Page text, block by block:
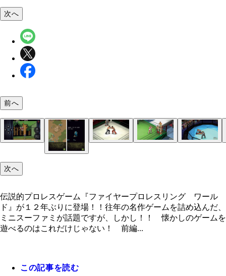
伝説的プロレスゲーム『ファイヤープロレスリン
ールド』が１２年ぶりに登場！！
「アフターバーナーⅡ」Ｆ－１４戦闘機を駆る空
ーティング。圧倒的なスピード感、そして敵機か
「ターボアウトラン」レースゲームだけど、鮮や
景とポップなサウンドをゆったりと楽しみたくな
「サンダーフォースⅢ」最近はめっきり少なくな
スクロールシューティング。しかし、これで遊ぶ
価格未定／今夏配信予定 ＊画面は開発中のもの
ます
３６０円／対応：ｉＯＳ Ａｎｄｒｏｉｄ
３６０円／対応：ｉＯＳ Ａｎｄｒｏｉｄ
アーリーアクセス版：２０００円＋税／対応：Ｐ
ｔｅａｍで配信中）
この２Ｄ表示のプロレスラーたちがリング上で乱
オス！！ まさに、ファイプロ！
こちらは１０角形のリングを使用した総合ルール
ッチ。プロレスラーｖｓ五輪選手など、夢対決へ
ゲームモードも豊富。写真の電流爆破デスマッチ
ルロイヤルやゲージマッチなどを用意、あらゆる
次へ
前へ
次へ
伝説的プロレスゲーム『ファイヤープロレスリング ワール
ド』が１２年ぶりに登場！！往年の名作ゲームを詰め込んだ、
ミニスーファミが話題ですが、しかし！！ 懐かしのゲームを
遊べるのはこれだけじゃない！ 前編...
この記事を読む